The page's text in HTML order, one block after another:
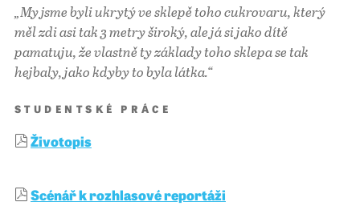
„My jsme byli ukrytý ve sklepě toho cukrovaru, který
měl zdi asi tak 3 metry široký, ale já si jako dítě
pamatuju, že vlastně ty základy toho sklepa se tak
hejbaly, jako kdyby to byla látka.“
STUDENTSKÉ PRÁCE
Životopis
Scénář k rozhlasové reportáži